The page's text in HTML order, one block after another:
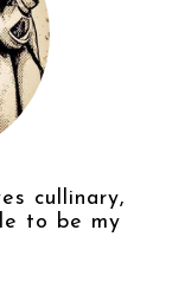
cullinary,
to be my